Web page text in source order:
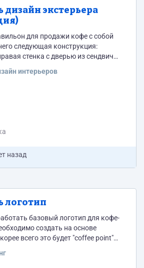
дизайн экстерьера
для продажи кофе с собой
следующая конструкция:
стенка с дверью из сендвич
деревом, сначала
доской шириной 13 см. Исходя из
будет отделан деревом,
актуальное для данного...
интерьеров
назад
логотип
логотип для кофе-
создать на основе
всего это будет "coffee point"
элемент графики(на усмотрение